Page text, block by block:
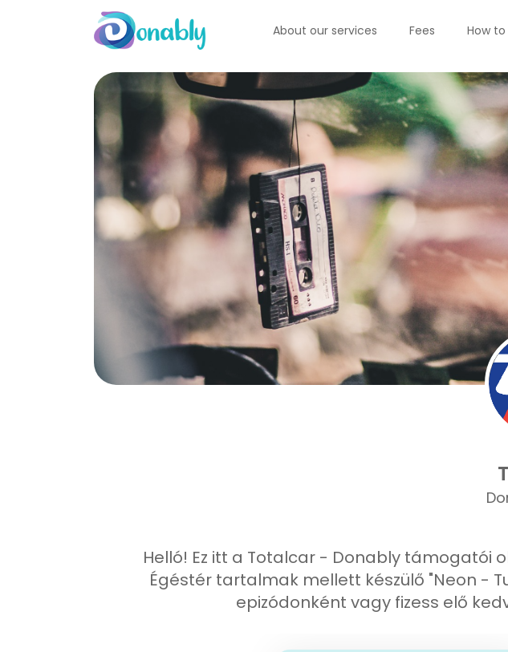
About our services Fees How
Helló! Ez itt a Totalcar - Donably támogatói
Égéstér tartalmak mellett készülő "Neon -
epizódonként vagy fizess elő